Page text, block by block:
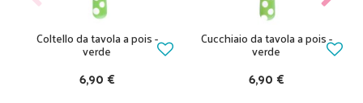
Coltello da tavola a pois -
verde
6,90 €
Cucchiaio da tavola a pois -
verde
6,90 €